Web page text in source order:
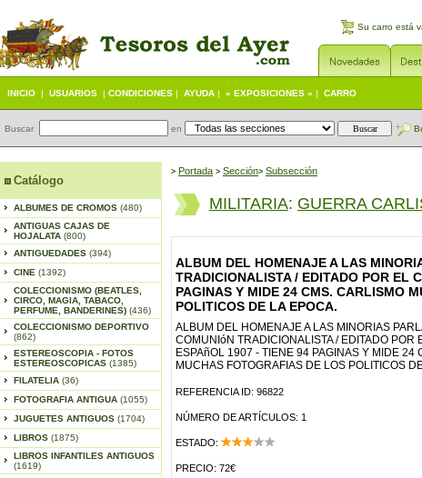
Su carro está
INICIO | USUARIOS | CONDICIONES | AYUDA | « EXPOSICIONES » | CARRO
Buscar en
Catálogo
ALBUMES DE CROMOS (480)
ANTIGUAS CAJAS DE
HOJALATA (800)
ANTIGUEDADES (394)
CINE (1392)
COLECCIONISMO (BEATLES,
CIRCO, MAGIA, TABACO,
PERFUME, BANDERINES) (436)
COLECCIONISMO DEPORTIVO
(862)
ESTEREOSCOPIA - FOTOS
ESTEREOSCOPICAS (1385)
FILATELIA (36)
FOTOGRAFIA ANTIGUA (1055)
JUGUETES ANTIGUOS (1704)
LIBROS (1875)
LIBROS INFANTILES ANTIGUOS
(1619)
> Portada > Sección> Subsección
MILITARIA: GUERRA
ALBUM DEL HOMENAJE A LAS
TRADICIONALISTA / EDITADO POR EL
PAGINAS Y MIDE 24 CMS. CARLISMO
POLITICOS DE LA EPOCA.
ALBUM DEL HOMENAJE A LAS MINORIAS
COMUNIóN TRADICIONALISTA / EDITADO POR
ESPAñOL 1907 - TIENE 94 PAGINAS Y MIDE 24
MUCHAS FOTOGRAFIAS DE LOS POLITICOS
REFERENCIA ID: 96822
NÚMERO DE ARTÍCULOS: 1
ESTADO:
PRECIO: 72€